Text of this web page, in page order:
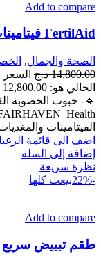
Add to compare
FertilAid فيتامينات الخصوبة للرجال 90 كبسولة.
الصحة والجمال,
14,800.00 د.ج السعر
الحالي هو: 12,800.00 د.ج.
الفيتامينات
اضف الى قائمة
إضافة إلى السلة
نظرة سريعة
-22%
بيعت كلها
Add to compare
طقم تبييض سريع